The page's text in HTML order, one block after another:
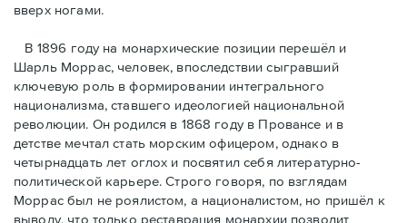
вверх ногами.
В 1896 году на монархические позиции перешёл и
Шарль Моррас, человек, впоследствии сыгравший
ключевую роль в формировании интегрального
национализма, ставшего идеологией национальной
революции. Он родился в 1868 году в Провансе и в
детстве мечтал стать морским офицером, однако в
четырнадцать лет оглох и посвятил себя литературно-
политической карьере. Строго говоря, по взглядам
Моррас был не роялистом, а националистом, но пришёл к
выводу, что только реставрация монархии позволит